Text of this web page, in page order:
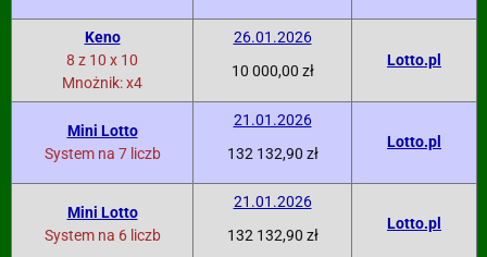
Keno
8 z 10 x 10
Mnożnik: x4
26.01.2026
10 000,00 zł
Lotto.pl
Mini Lotto
System na 7 liczb
21.01.2026
132 132,90 zł
Lotto.pl
Mini Lotto
System na 6 liczb
21.01.2026
132 132,90 zł
Lotto.pl